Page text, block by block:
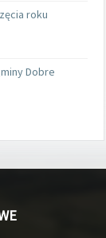
roku
Dobre